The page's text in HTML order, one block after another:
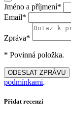
Jméno a příjmení*
Email*
Zpráva*
* Povinná položka.
ODESLAT ZPRÁVU
podmínkami.
Přidat recenzi